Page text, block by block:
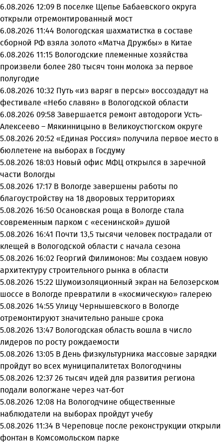
6.08.2026 12:09 В поселке Щепье Бабаевского округа
открыли отремонтированный мост
6.08.2026 11:44 Вологодская шахматистка в составе
сборной РФ взяла золото «Матча Дружбы» в Китае
6.08.2026 11:15 Вологодские племенные хозяйства
произвели более 280 тысяч тонн молока за первое
полугодие
6.08.2026 10:32 Путь «из варяг в персы» воссоздадут на
фестивале «Небо славян» в Вологодской области
6.08.2026 09:58 Завершается ремонт автодороги Усть-
Алексеево – Мякинницыно в Великоустюгском округе
5.08.2026 20:52 «Единая Россия» получила первое место в
бюллетене на выборах в Госдуму
5.08.2026 18:03 Новый офис МФЦ открылся в заречной
части Вологды
5.08.2026 17:17 В Вологде завершены работы по
благоустройству на 18 дворовых территориях
5.08.2026 16:50 Осановская роща в Вологде стала
современным парком с «есенинской» душой
5.08.2026 16:41 Почти 13,5 тысячи человек пострадали от
клещей в Вологодской области с начала сезона
5.08.2026 16:02 Георгий Филимонов: Мы создаем новую
архитектуру строительного рынка в области
5.08.2026 15:22 Шумоизоляционный экран на Белозерском
шоссе в Вологде превратили в «космическую» галерею
5.08.2026 14:55 Улицу Чернышевского в Вологде
отремонтируют значительно раньше срока
5.08.2026 13:47 Вологодская область вошла в число
лидеров по росту рождаемости
5.08.2026 13:05 В День физкультурника массовые зарядки
пройдут во всех муниципалитетах Вологодчины
5.08.2026 12:37 26 тысяч идей для развития региона
подали вологжане через чат-бот
5.08.2026 12:08 На Вологодчине общественные
наблюдатели на выборах пройдут учебу
5.08.2026 11:34 В Череповце после реконструкции открыли
фонтан в Комсомольском парке